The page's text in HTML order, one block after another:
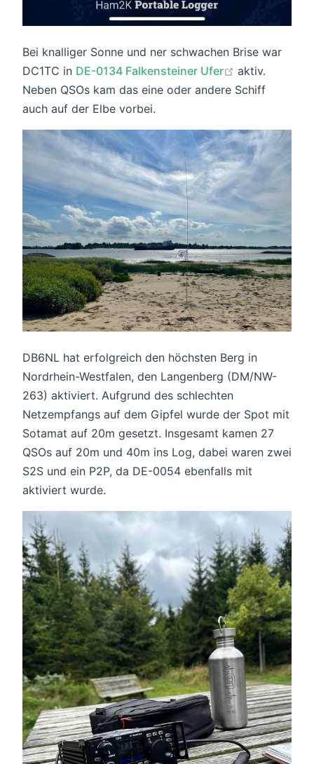
Bei knalliger Sonne und ner schwachen Brise war
DC1TC in DE-0134 Falkensteiner Ufer open in new
aktiv.
Neben QSOs kam das eine oder andere Schiff
auch auf der Elbe vorbei.
DB6NL hat erfolgreich den höchsten Berg in
Nordrhein-Westfalen, den Langenberg (DM/NW-
263) aktiviert. Aufgrund des schlechten
Netzempfangs auf dem Gipfel wurde der Spot mit
Sotamat auf 20m gesetzt. Insgesamt kamen 27
QSOs auf 20m und 40m ins Log, dabei waren zwei
S2S und ein P2P, da DE-0054 ebenfalls mit
aktiviert wurde.